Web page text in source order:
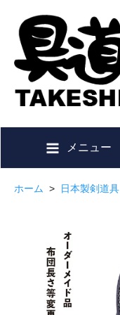
メニュー
ホーム > 日本製剣道具